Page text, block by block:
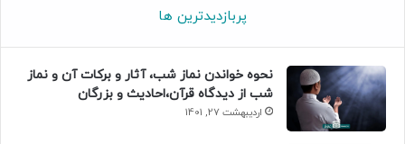
پربازدیدترین ها
نحوه خواندن نماز شب، آثار و برکات آن و نماز
شب از دیدگاه قرآن،احادیث و بزرگان
اردیبهشت 27, 1401